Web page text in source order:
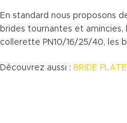
En standard nous proposons
brides tournantes et amincies,
collerette PN10/16/25/40, les
Découvrez aussi : BRIDE